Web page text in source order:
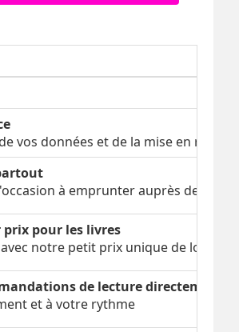
vos données et de la mise en
à emprunter auprès de nos
prix pour les livres
notre petit prix unique de
de lecture directement
et à votre rythme